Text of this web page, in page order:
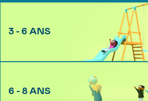
3 - 6 ANS
6 - 8 ANS